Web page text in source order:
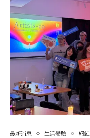
最新消息 生活體驗 網